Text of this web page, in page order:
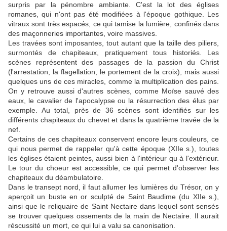
surpris par la pénombre ambiante. C'est la lot des églises
romanes, qui n'ont pas été modifiées à l'époque gothique. Les
vitraux sont très espacés, ce qui tamise la lumière, confinés dans
des maçonneries importantes, voire massives.
Les travées sont imposantes, tout autant que la taille des piliers,
surmontés de chapiteaux, pratiquement tous historiés. Les
scènes représentent des passages de la passion du Christ
(l'arrestation, la flagellation, le portement de la croix), mais aussi
quelques uns de ces miracles, comme la multiplication des pains.
On y retrouve aussi d'autres scènes, comme Moïse sauvé des
eaux, le cavalier de l'apocalypse ou la résurrection des élus par
exemple. Au total, près de 36 scènes sont identifiés sur les
différents chapiteaux du chevet et dans la quatrième travée de la
nef.
Certains de ces chapiteaux conservent encore leurs couleurs, ce
qui nous permet de rappeler qu'à cette époque (XIIe s.), toutes
les églises étaient peintes, aussi bien à l'intérieur qu à l'extérieur.
Le tour du choeur est accessible, ce qui permet d'observer les
chapiteaux du déambulatoire.
Dans le transept nord, il faut allumer les lumières du Trésor, on y
aperçoit un buste en or sculpté de Saint Baudime (du XIIe s.),
ainsi que le reliquaire de Saint Nectaire dans lequel sont sensés
se trouver quelques ossements de la main de Nectaire. Il aurait
réscussité un mort, ce qui lui a valu sa canonisation.